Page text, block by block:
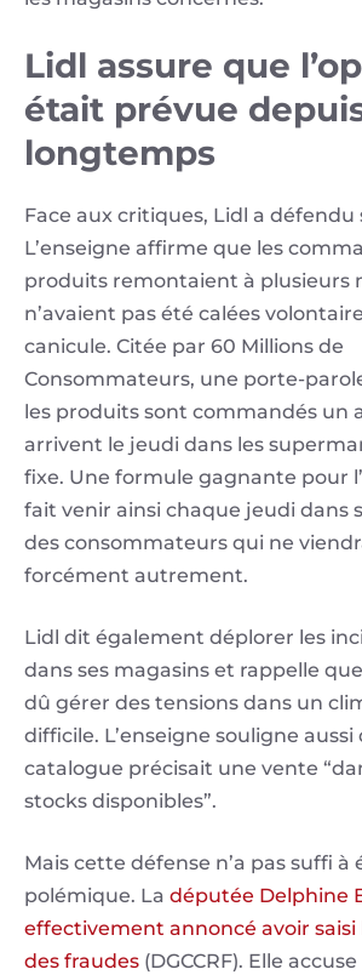
Lidl assure que
était prévue
longtemps
Face aux critiques, Lidl a défendu
L’enseigne affirme que les
produits remontaient à plusieurs
n’avaient pas été calées
canicule. Citée par 60 Millions de
Consommateurs, une porte-
les produits sont commandés un
arrivent le jeudi dans les
fixe. Une formule gagnante pour
fait venir ainsi chaque jeudi dans
des consommateurs qui ne
forcément autrement.
Lidl dit également déplorer les
dans ses magasins et rappelle
dû gérer des tensions dans un
difficile. L’enseigne souligne aussi
catalogue précisait une vente
stocks disponibles”.
Mais cette défense n’a pas suffi à
polémique. La députée Delphine
effectivement annoncé avoir saisi
des fraudes (DGCCRF). Elle accuse